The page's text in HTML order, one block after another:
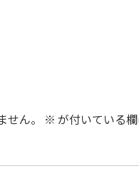
ん。 ※ が付いている